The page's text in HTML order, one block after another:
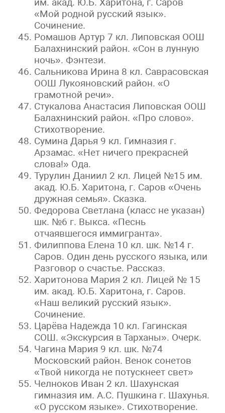
«Мой родной русский язык».
Сочинение.
Ромашов Артур 7 кл. Липовская ООШ
Балахнинский район. «Сон в лунную
ночь». Фэнтези.
Сальникова Ирина 8 кл. Саврасовская
ООШ Лукояновский район. «О
грамотной речи».
Стукалова Анастасия Липовская ООШ
Балахнинский район. «Про слово».
Стихотворение.
Сумина Дарья 9 кл. Гимназия г.
Арзамас. «Нет ничего прекрасней
слова!» Ода.
Турулин Даниил 2 кл. Лицей №15 им.
акад. Ю.Б. Харитона, г. Саров «Очень
дружная семья». Сказка.
Федорова Светлана (класс не указан)
шк. №6 г. Выкса. «Песнь
отчаявшегося иммигранта».
Филиппова Елена 10 кл. шк. №14 г.
Саров. Один день русского языка, или
Разговор о счастье. Рассказ.
Харитонова Мария 2 кл. Лицей № 15
им. акад. Ю.Б. Харитона, г. Саров.
«Наш великий русский язык».
Сочинение.
Царёва Надежда 10 кл. Гагинская
СОШ. «Экскурсия в Тарханы». Очерк.
Чагина Мария 9 кл. шк. №74
Московский район. Венок сонетов
«Твой никогда не потускнеет свет»
Челноков Иван 2 кл. Шахунская
гимназия им. А.С. Пушкина г. Шахунья.
«О русском языке». Стихотворение.